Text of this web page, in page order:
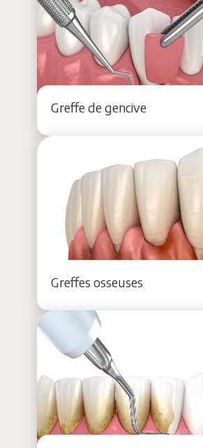
Greffe de gencive
Greffes osseuses